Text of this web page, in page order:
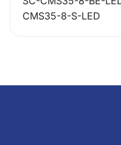
CMS35-8-S-LED